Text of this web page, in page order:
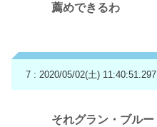
薦めできるわ
7 : 2020/05/02(土) 11:40:51.297
それグラン・ブルー